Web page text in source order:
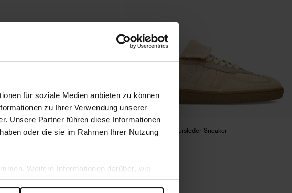
für soziale Medien anbieten zu können
zu Ihrer Verwendung unserer
Unsere Partner führen diese Informationen
oder die sie im Rahmen Ihrer Nutzung
Weitere Informationen darüber, wie
zur geschäftlichen Sicherheit und zum
beigefarbenen Details Beigefarbene Veloursleder-Sneaker